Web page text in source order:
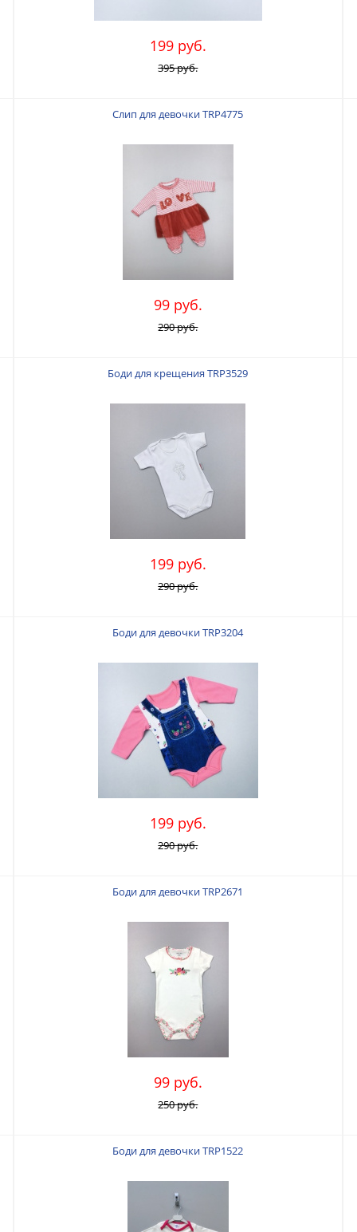
199 руб.
395 руб.
Слип для девочки TRP4775
99 руб.
290 руб.
Боди для крещения TRP3529
199 руб.
290 руб.
Боди для девочки TRP3204
199 руб.
290 руб.
Боди для девочки TRP2671
99 руб.
250 руб.
Боди для девочки TRP1522